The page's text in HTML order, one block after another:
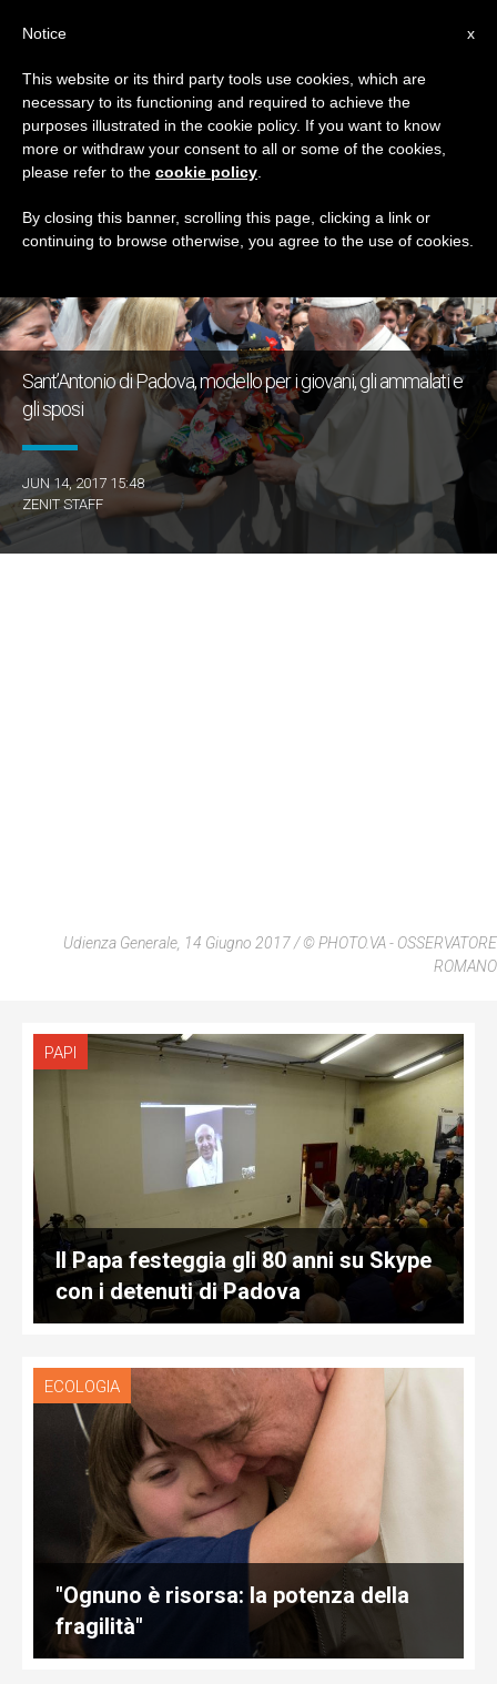
TAG
Posts Tagged ‘Padova’
ULTIME NOTIZIE
Sant’Antonio di Padova, modello per i giovani, gli ammalati e
gli sposi
JUN 14, 2017 15:48
ZENIT STAFF
Udienza Generale, 14 Giugno 2017 / © PHOTO.VA - OSSERVATORE
ROMANO
PAPI
Il Papa festeggia gli 80 anni su Skype
con i detenuti di Padova
ECOLOGIA
"Ognuno è risorsa: la potenza della
fragilità"
x
Notice
This website or its third party tools use cookies, which are
necessary to its functioning and required to achieve the
purposes illustrated in the cookie policy. If you want to know
more or withdraw your consent to all or some of the cookies,
please refer to the cookie policy
By closing this banner, scrolling this page, clicking a link or
continuing to browse otherwise, you agree to the use of cookies.